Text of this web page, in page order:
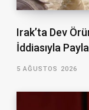
Irak’ta Dev
İddiasıyla
5 AĞUSTOS 2026